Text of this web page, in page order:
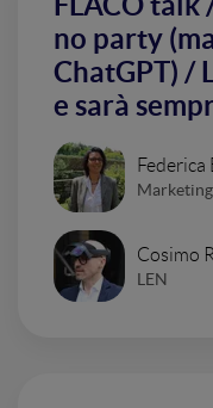
no party
ChatGPT) /
e sarà
Federica
Cosimo
LEN